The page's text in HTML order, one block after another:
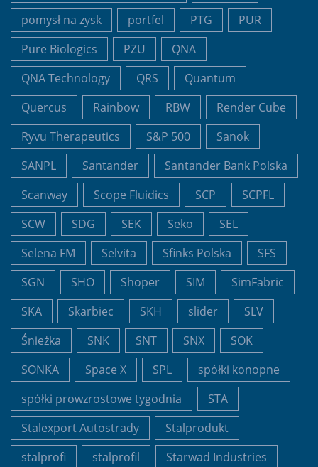
pomysł na zysk
portfel PTG
PUR
Pure Biologics
PZU
QNA
QNA Technology
QRS
Quantum
Quercus
Rainbow RBW
Render Cube
Ryvu Therapeutics
S&P 500
Sanok
SANPL
Santander
Santander Bank Polska
Scanway
Scope Fluidics SCP
SCPFL
SCW
SDG SEK Seko
SEL
Selena FM
Selvita Sfinks Polska
SFS
SGN
SHO Shoper SIM
SimFabric
SKA
Skarbiec SKH slider
SLV
Śnieżka
SNK SNT SNX
SOK
SONKA
Space X SPL
spółki konopne
spółki prowzrostowe tygodnia
STA
Stalexport Autostrady
Stalprodukt
stalprofi
stalprofil
Starwad Industries